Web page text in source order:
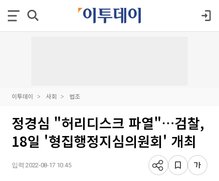
이투데이 사회 법조
정경심 "허리디스크 파열"…검찰,
18일 '형집행정지심의원회' 개최
입력 2022-08-17 10:45